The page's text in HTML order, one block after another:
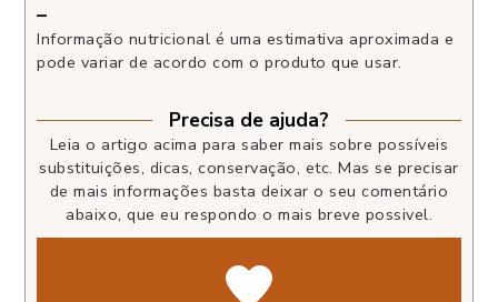
–
Informação nutricional é uma estimativa aproximada e
pode variar de acordo com o produto que usar.
Precisa de ajuda?
Leia o artigo acima para saber mais sobre possíveis
substituições, dicas, conservação, etc. Mas se precisar
de mais informações basta deixar o seu comentário
abaixo, que eu respondo o mais breve possivel.